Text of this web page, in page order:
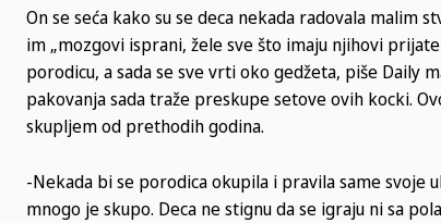
On se seća kako su se deca nekada radovala malim
im „mozgovi isprani, žele sve što imaju njihovi
porodicu, a sada se sve vrti oko gedžeta, piše Daily
pakovanja sada traže preskupe setove ovih kocki.
skupljem od prethodih godina.
-Nekada bi se porodica okupila i pravila same svoje
mnogo je skupo. Deca ne stignu da se igraju ni sa